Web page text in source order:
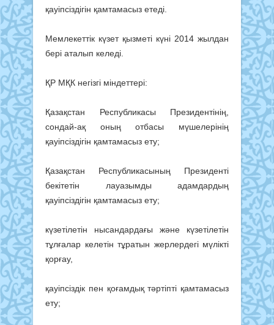
қауіпсіздігін қамтамасыз етеді.
Мемлекеттік күзет қызметі күні 2014 жылдан
бері аталып келеді.
ҚР МҚК негізгі міндеттері:
Қазақстан Республикасы Президентінің,
сондай-ақ оның отбасы мүшелерінің
қауіпсіздігін қамтамасыз ету;
Қазақстан Республикасының Президенті
бекітетін лауазымды адамдардың
қауіпсіздігін қамтамасыз ету;
күзетілетін нысандардағы және күзетілетін
тұлғалар келетін тұратын жерлердегі мүлікті
қорғау,
қауіпсіздік пен қоғамдық тәртіпті қамтамасыз
ету;